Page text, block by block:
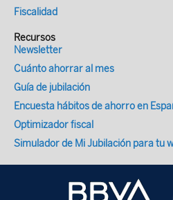
Fiscalidad
Recursos
Newsletter
Cuánto ahorrar al mes
Guía de jubilación
Encuesta hábitos de ahorro en
Optimizador fiscal
Simulador de Mi Jubilación para tu